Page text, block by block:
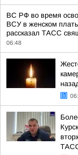
ВС РФ во время
ВСУ в женском
рассказал ТАСС
06:48